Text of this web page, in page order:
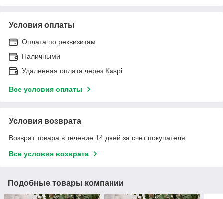
Условия оплаты
Оплата по реквизитам
Наличными
Удаленная оплата через Kaspi
Все условия оплаты
Условия возврата
Возврат товара в течение 14 дней за счет покупателя
Все условия возврата
Подобные товары компании